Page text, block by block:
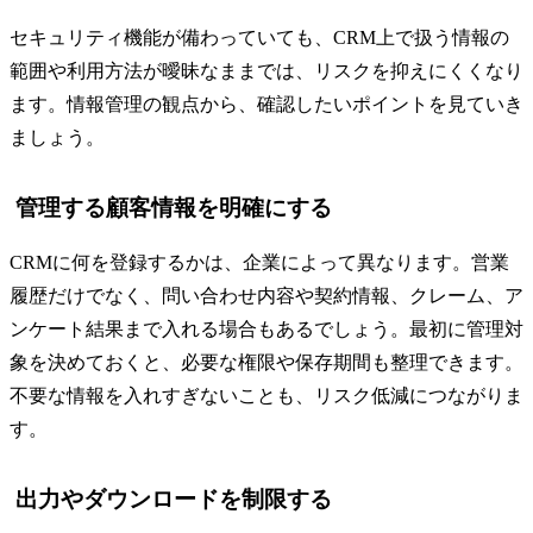
セキュリティ機能が備わっていても、CRM上で扱う情報の
範囲や利用方法が曖昧なままでは、リスクを抑えにくくなり
ます。情報管理の観点から、確認したいポイントを見ていき
ましょう。
管理する顧客情報を明確にする
CRMに何を登録するかは、企業によって異なります。営業
履歴だけでなく、問い合わせ内容や契約情報、クレーム、ア
ンケート結果まで入れる場合もあるでしょう。最初に管理対
象を決めておくと、必要な権限や保存期間も整理できます。
不要な情報を入れすぎないことも、リスク低減につながりま
す。
出力やダウンロードを制限する